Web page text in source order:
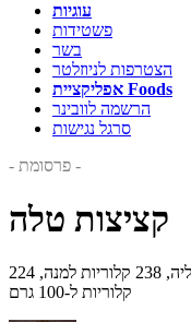
עוגיות
פשטידות
בשר
הצטרפות לניוזלטר
אפליקציית Foods
הרשמה לוובינר
סרגל נגישות
- פרסומת -
קציצות טלה
קציצות טלה על הגריל עם בצל ופטרוזיליה, 238 קלוריות למנה, 224
קלוריות ל-100 גרם